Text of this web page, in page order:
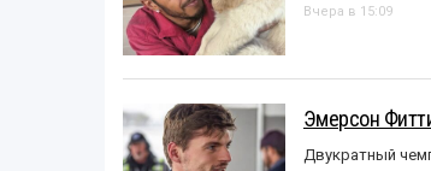
Вчера в 15:09
Эмерсон
Двукратный